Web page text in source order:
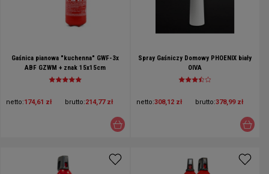
Gaśnica pianowa "kuchenna" GWF-3x
ABF GZWM + znak 15x15cm
netto:174,61 zł brutto:214,77 zł
Spray Gaśniczy Domowy PHOENIX biały
OIVA
netto:308,12 zł brutto:378,99 zł